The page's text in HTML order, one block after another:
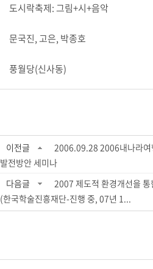
도시락축제: 그림+시+음악
문국진, 고은, 박종호
풍월당(신사동)
이전글
2006.09.28 2006내나라여
발전방안 세미나
다음글
2007 제도적 환경개선을
(한국학술진흥재단-진행 중, 07년 1...